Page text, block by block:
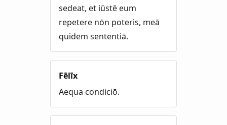
sedeat, et iūstē eum
repetere nōn poteris, meā
quidem sententiā.
Fēlīx
Aequa condiciō.